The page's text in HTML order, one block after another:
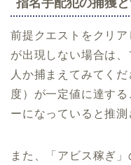
前提クエストをクリ
が出現しない場合は
人か捕まえてみてく
度）が一定値に達す
ーになっていると推測
また、「アビス稼ぎ